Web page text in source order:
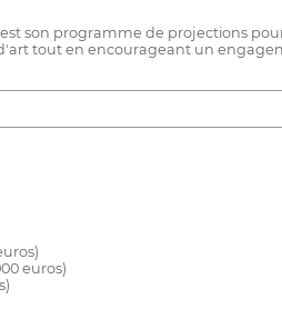
son programme de projections
tout en encourageant un
euros)